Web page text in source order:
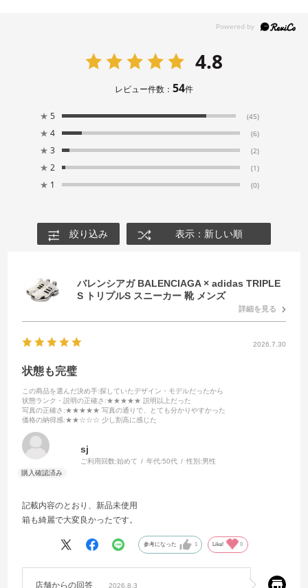
4.8
レビュー件数： 54件
★ 5 (45)
★ 4 (6)
★ 3 (2)
★ 2 (1)
★ 1 (0)
絞り込み 表示：新しい順
バレンシアガ BALENCIAGA × adidas TRIPLE
S トリプルS スニーカー 靴 メンズ
詳細を見る
2026.7.30
状態も完璧
この商品を選んだ決め手:探していたデザイン・モデルだったから
状態ランク・説明の正確さ :★★★★★ 説明以上だった
写真の正確さ :★★★★★ 写真の通りで、とても分かりやすかった
価格の納得感:★★☆☆☆ 少し割高に感じた
sj
ご利用回数:始めて 年代:50代 性別:男性
記載内容のとおり、新品未使用
箱も綺麗で大変良かったです。
参考になった 1 Like! 0
店舗からの回答 2026.8.3